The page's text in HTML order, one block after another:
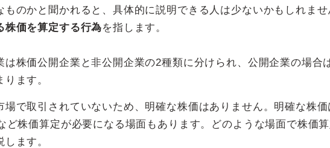
ものかと聞かれると、具体的に説明できる人は少ないかもしれま
株価を算定する行為を指します。
株価公開企業と非公開企業の2種類に分けられ、公開企業の場合
ます。
で取引されていないため、明確な株価はありません。明確な株価
ど株価算定が必要になる場面もあります。どのような場面で株価
ます。